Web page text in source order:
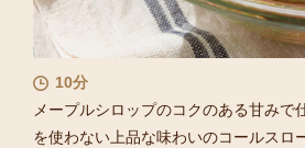
10分
メープルシロップのコクのある甘みで
を使わない上品な味わいのコールスロ